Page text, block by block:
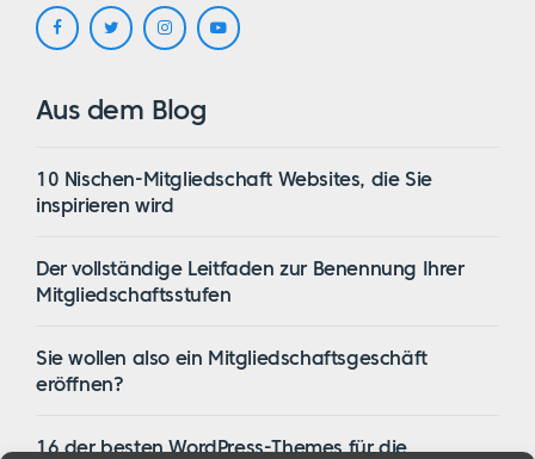
Aus dem Blog
10 Nischen-Mitgliedschaft Websites, die Sie
inspirieren wird
Der vollständige Leitfaden zur Benennung Ihrer
Mitgliedschaftsstufen
Sie wollen also ein Mitgliedschaftsgeschäft
eröffnen?
16 der besten WordPress-Themes für die